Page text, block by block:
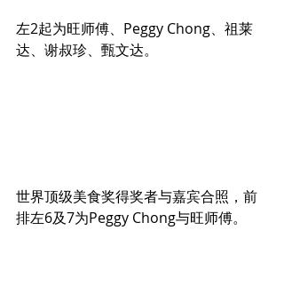
左2起为旺师傅、Peggy Chong、祖莱
达、谢叔珍、甄文达。
世界顶级美食奖得奖者与嘉宾合照，前
排左6及7为Peggy Chong与旺师傅。